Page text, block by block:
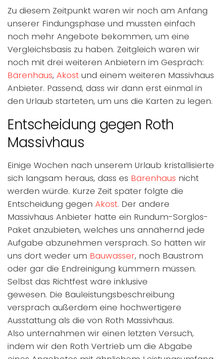
Zu diesem Zeitpunkt waren wir noch am Anfang
unserer Findungsphase und mussten einfach
noch mehr Angebote bekommen, um eine
Vergleichsbasis zu haben. Zeitgleich waren wir
noch mit drei weiteren Anbietern im Gespräch:
Bärenhaus, Akost und einem weiteren Massivhaus
Anbieter. Passend, dass wir dann erst einmal in
den Urlaub starteten, um uns die Karten zu legen.
Entscheidung gegen Roth
Massivhaus
Einige Wochen nach unserem Urlaub kristallisierte
sich langsam heraus, dass es Bärenhaus nicht
werden würde. Kurze Zeit später folgte die
Entscheidung gegen Akost. Der andere
Massivhaus Anbieter hatte ein Rundum-Sorglos-
Paket anzubieten, welches uns annähernd jede
Aufgabe abzunehmen versprach. So hätten wir
uns dort weder um Bauwasser, noch Baustrom
oder gar die Endreinigung kümmern müssen.
Selbst das Richtfest wäre inklusive
gewesen. Die Bauleistungsbeschreibung
versprach außerdem eine hochwertigere
Ausstattung als die von Roth Massivhaus.
Also unternahmen wir einen letzten Versuch,
indem wir den Roth Vertrieb um die Abgabe